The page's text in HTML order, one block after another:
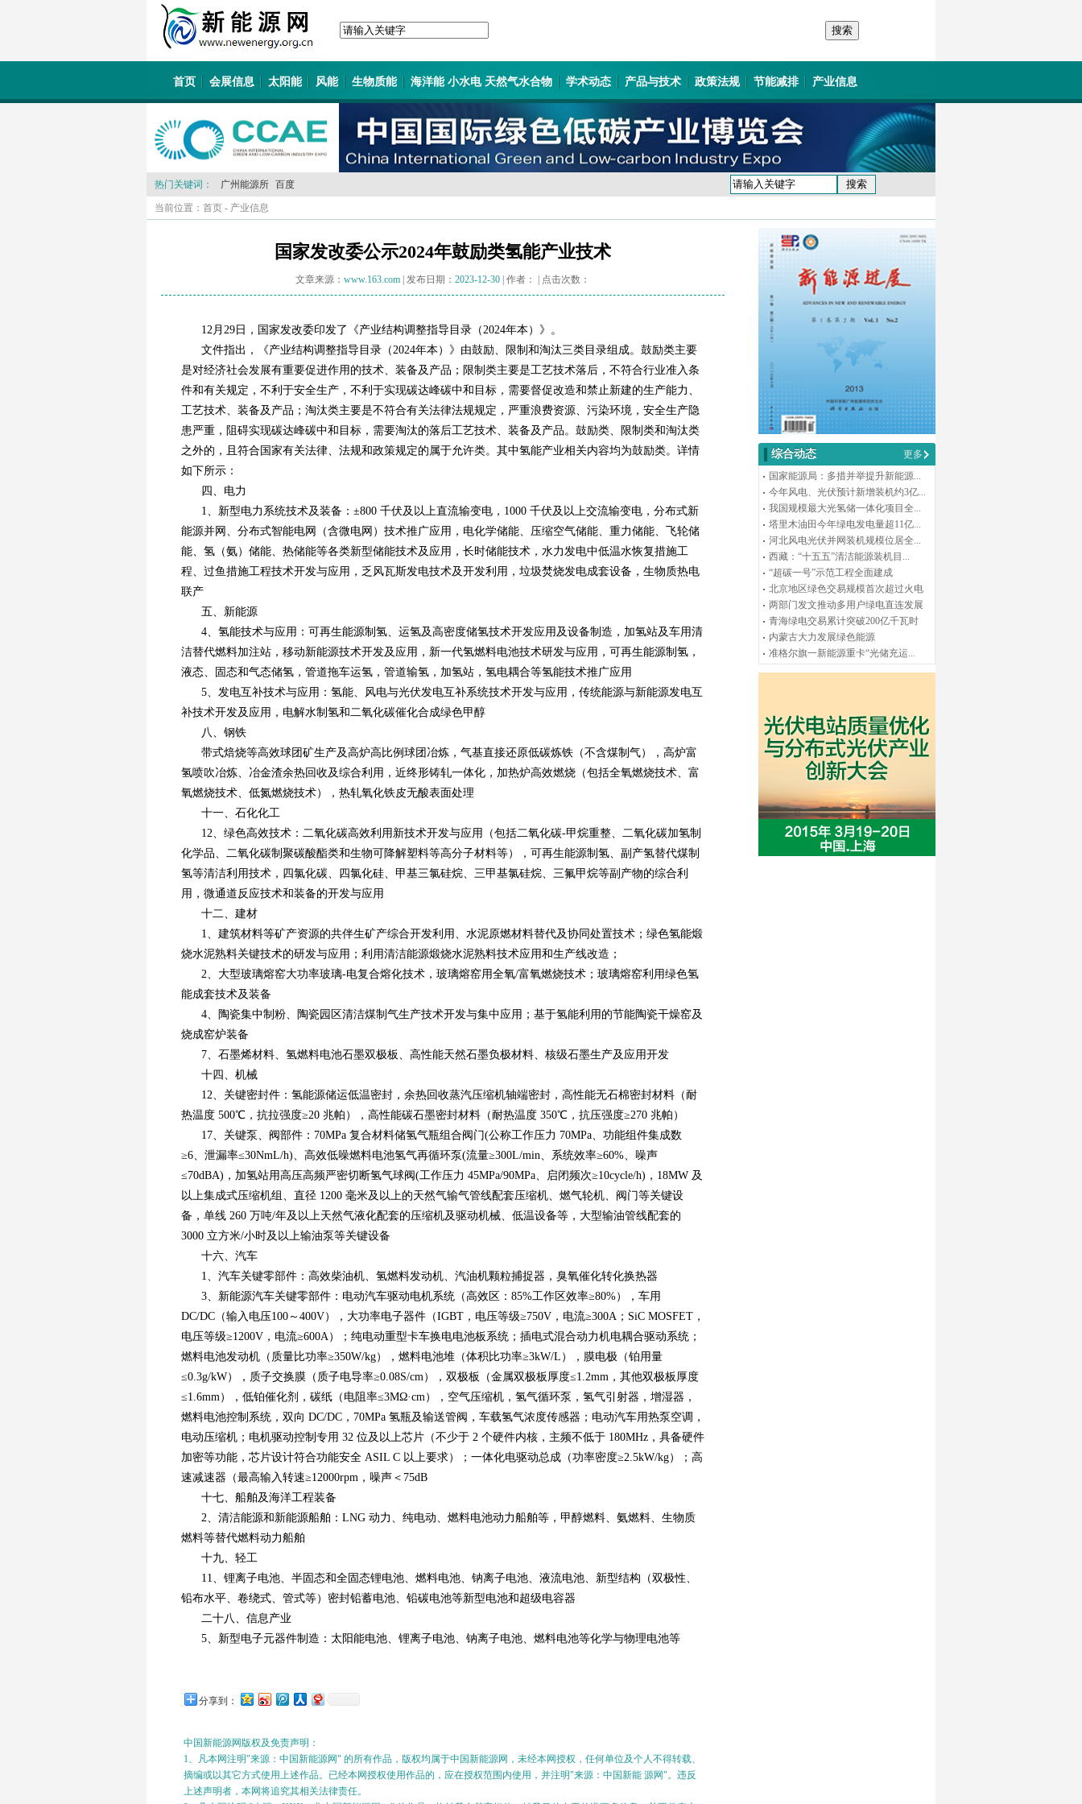
首页 会展信息 太阳能 风能 生物质能 海洋能 小水电 天然气水合物 学术动态 产品与技术 政策法规 节能减排 产业信息
热门关键词： 广州能源所 百度
当前位置： 首页 - 产业信息
国家发改委公示2024年鼓励类氢能产业技术
文章来源： www.163.com | 发布日期： 2023-12-30 | 作者： | 点击次数：
12月29日，国家发改委印发了《产业结构调整指导目录（2024年本）》。
文件指出，《产业结构调整指导目录（2024年本）》由鼓励、限制和淘汰三类目录组成。鼓励类主要
是对经济社会发展有重要促进作用的技术、装备及产品；限制类主要是工艺技术落后，不符合行业准入条
件和有关规定，不利于安全生产，不利于实现碳达峰碳中和目标，需要督促改造和禁止新建的生产能力、
工艺技术、装备及产品；淘汰类主要是不符合有关法律法规规定，严重浪费资源、污染环境，安全生产隐
患严重，阻碍实现碳达峰碳中和目标，需要淘汰的落后工艺技术、装备及产品。鼓励类、限制类和淘汰类
之外的，且符合国家有关法律、法规和政策规定的属于允许类。其中氢能产业相关内容均为鼓励类。详情
如下所示：
四、电力
1、新型电力系统技术及装备：±800 千伏及以上直流输变电，1000 千伏及以上交流输变电，分布式新
能源并网、分布式智能电网（含微电网）技术推广应用，电化学储能、压缩空气储能、重力储能、飞轮储
能、氢（氨）储能、热储能等各类新型储能技术及应用，长时储能技术，水力发电中低温水恢复措施工
程、过鱼措施工程技术开发与应用，乏风瓦斯发电技术及开发利用，垃圾焚烧发电成套设备，生物质热电
联产
五、新能源
4、氢能技术与应用：可再生能源制氢、运氢及高密度储氢技术开发应用及设备制造，加氢站及车用清
洁替代燃料加注站，移动新能源技术开发及应用，新一代氢燃料电池技术研发与应用，可再生能源制氢，
液态、固态和气态储氢，管道拖车运氢，管道输氢，加氢站，氢电耦合等氢能技术推广应用
5、发电互补技术与应用：氢能、风电与光伏发电互补系统技术开发与应用，传统能源与新能源发电互
补技术开发及应用，电解水制氢和二氧化碳催化合成绿色甲醇
八、钢铁
带式焙烧等高效球团矿生产及高炉高比例球团冶炼，气基直接还原低碳炼铁（不含煤制气），高炉富
氢喷吹冶炼、冶金渣余热回收及综合利用，近终形铸轧一体化，加热炉高效燃烧（包括全氧燃烧技术、富
氧燃烧技术、低氮燃烧技术），热轧氧化铁皮无酸表面处理
十一、石化化工
12、绿色高效技术：二氧化碳高效利用新技术开发与应用（包括二氧化碳-甲烷重整、二氧化碳加氢制
化学品、二氧化碳制聚碳酸酯类和生物可降解塑料等高分子材料等），可再生能源制氢、副产氢替代煤制
氢等清洁利用技术，四氯化碳、四氯化硅、甲基三氯硅烷、三甲基氯硅烷、三氟甲烷等副产物的综合利
用，微通道反应技术和装备的开发与应用
十二、建材
1、建筑材料等矿产资源的共伴生矿产综合开发利用、水泥原燃材料替代及协同处置技术；绿色氢能煅
烧水泥熟料关键技术的研发与应用；利用清洁能源煅烧水泥熟料技术应用和生产线改造；
2、大型玻璃熔窑大功率玻璃-电复合熔化技术，玻璃熔窑用全氧/富氧燃烧技术；玻璃熔窑利用绿色氢
能成套技术及装备
4、陶瓷集中制粉、陶瓷园区清洁煤制气生产技术开发与集中应用；基于氢能利用的节能陶瓷干燥窑及
烧成窑炉装备
7、石墨烯材料、氢燃料电池石墨双极板、高性能天然石墨负极材料、核级石墨生产及应用开发
十四、机械
12、关键密封件：氢能源储运低温密封，余热回收蒸汽压缩机轴端密封，高性能无石棉密封材料（耐
热温度 500℃，抗拉强度≥20 兆帕），高性能碳石墨密封材料（耐热温度 350℃，抗压强度≥270 兆帕）
17、关键泵、阀部件：70MPa 复合材料储氢气瓶组合阀门(公称工作压力 70MPa、功能组件集成数
≥6、泄漏率≤30NmL/h)、高效低噪燃料电池氢气再循环泵(流量≥300L/min、系统效率≥60%、噪声
≤70dBA)，加氢站用高压高频严密切断氢气球阀(工作压力 45MPa/90MPa、启闭频次≥10cycle/h)，18MW 及
以上集成式压缩机组、直径 1200 毫米及以上的天然气输气管线配套压缩机、燃气轮机、阀门等关键设
备，单线 260 万吨/年及以上天然气液化配套的压缩机及驱动机械、低温设备等，大型输油管线配套的
3000 立方米/小时及以上输油泵等关键设备
十六、汽车
1、汽车关键零部件：高效柴油机、氢燃料发动机、汽油机颗粒捕捉器，臭氧催化转化换热器
3、新能源汽车关键零部件：电动汽车驱动电机系统（高效区：85%工作区效率≥80%），车用
DC/DC（输入电压100～400V），大功率电子器件（IGBT，电压等级≥750V，电流≥300A；SiC MOSFET，
电压等级≥1200V，电流≥600A）；纯电动重型卡车换电电池板系统；插电式混合动力机电耦合驱动系统；
燃料电池发动机（质量比功率≥350W/kg），燃料电池堆（体积比功率≥3kW/L），膜电极（铂用量
≤0.3g/kW），质子交换膜（质子电导率≥0.08S/cm），双极板（金属双极板厚度≤1.2mm，其他双极板厚度
≤1.6mm），低铂催化剂，碳纸（电阻率≤3MΩ·cm），空气压缩机，氢气循环泵，氢气引射器，增湿器，
燃料电池控制系统，双向 DC/DC，70MPa 氢瓶及输送管阀，车载氢气浓度传感器；电动汽车用热泵空调，
电动压缩机；电机驱动控制专用 32 位及以上芯片（不少于 2 个硬件内核，主频不低于 180MHz，具备硬件
加密等功能，芯片设计符合功能安全 ASIL C 以上要求）；一体化电驱动总成（功率密度≥2.5kW/kg）；高
速减速器（最高输入转速≥12000rpm，噪声＜75dB
十七、船舶及海洋工程装备
2、清洁能源和新能源船舶：LNG 动力、纯电动、燃料电池动力船舶等，甲醇燃料、氨燃料、生物质
燃料等替代燃料动力船舶
十九、轻工
11、锂离子电池、半固态和全固态锂电池、燃料电池、钠离子电池、液流电池、新型结构（双极性、
铅布水平、卷绕式、管式等）密封铅蓄电池、铅碳电池等新型电池和超级电容器
二十八、信息产业
5、新型电子元器件制造：太阳能电池、锂离子电池、钠离子电池、燃料电池等化学与物理电池等
分享到：
中国新能源网版权及免责声明：
1、凡本网注明"来源：中国新能源网" 的所有作品，版权均属于中国新能源网，未经本网授权，任何单位及个人不得转载、
摘编或以其它方式使用上述作品。已经本网授权使用作品的，应在授权范围内使用，并注明"来源：中国新能 源网"。违反
上述声明者，本网将追究其相关法律责任。
综合动态
更多
国家能源局：多措并举提升新能源...
今年风电、光伏预计新增装机约3亿...
我国规模最大光氢储一体化项目全...
塔里木油田今年绿电发电量超11亿...
河北风电光伏并网装机规模位居全...
西藏：“十五五”清洁能源装机目...
“超碳一号”示范工程全面建成
北京地区绿色交易规模首次超过火电
两部门发文推动多用户绿电直连发展
青海绿电交易累计突破200亿千瓦时
内蒙古大力发展绿色能源
准格尔旗一新能源重卡“光储充运...